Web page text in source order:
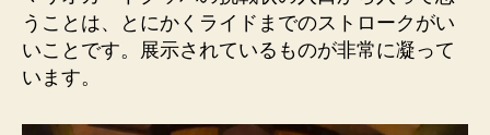
うことは、とにかくライドまでのストロークがい
いことです。展示されているものが非常に凝って
います。